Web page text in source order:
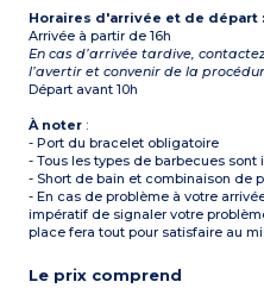
oreillers sont fournis
Horaires d'arrivée et de départ :
Arrivée à partir de 16h
En cas d’arrivée tardive,
l’avertir et convenir de la
Départ avant 10h
À noter :
- Port du bracelet obligatoire
- Tous les types de barbecues sont
- Short de bain et combinaison de
- En cas de problème à votre
impératif de signaler votre
place fera tout pour satisfaire au
Le prix comprend